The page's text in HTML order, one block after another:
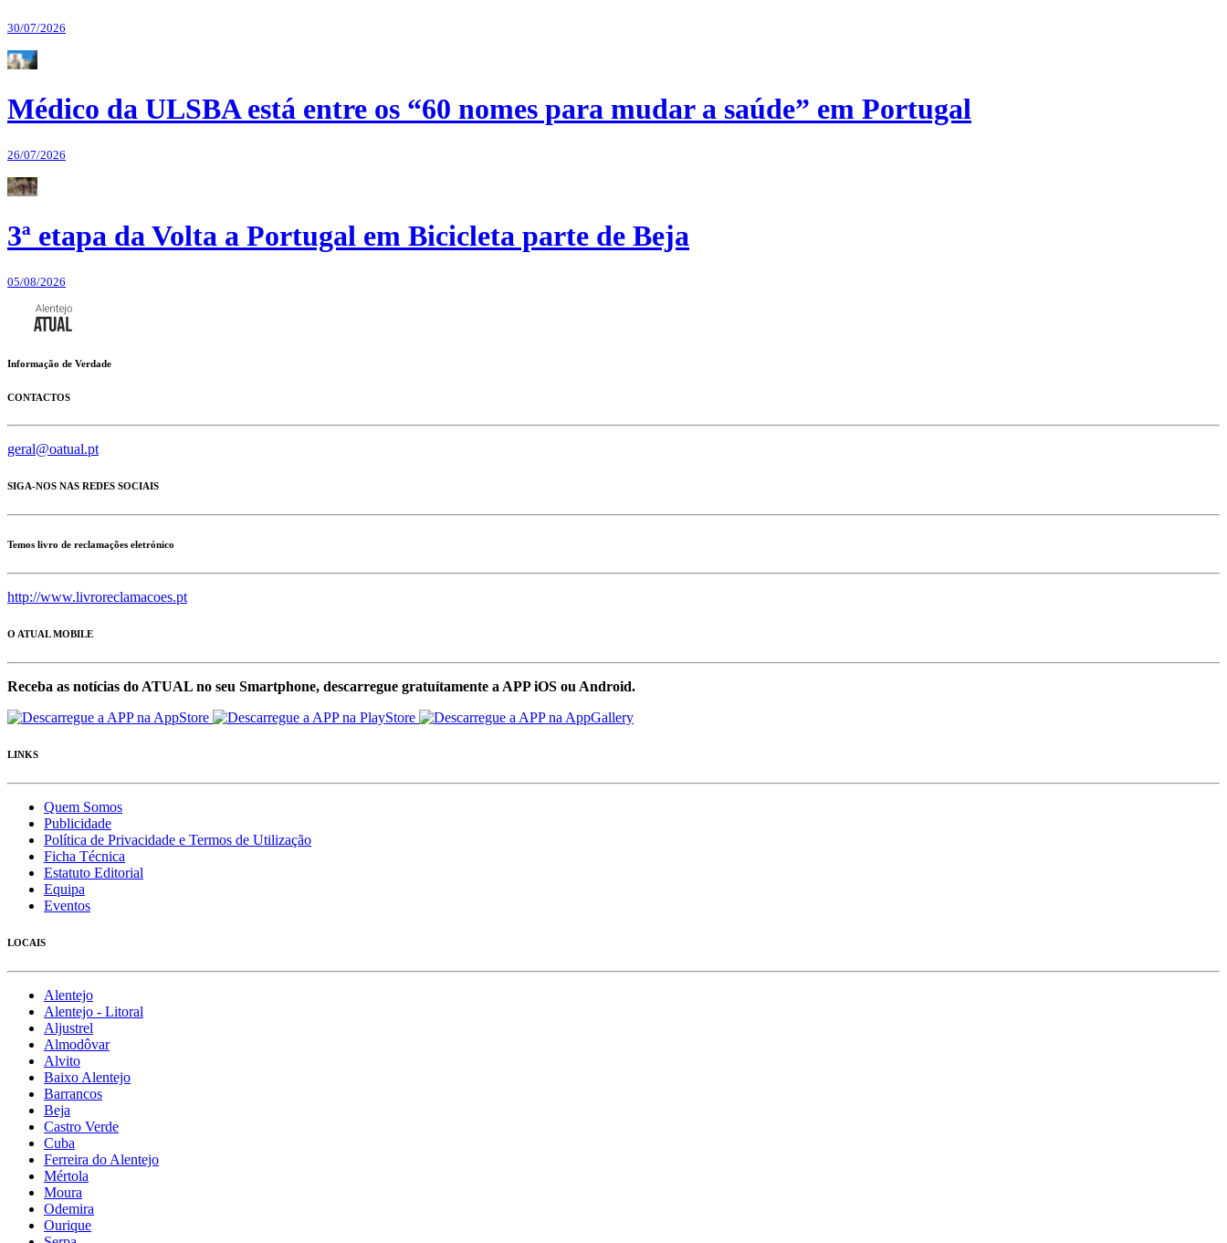
30/07/2026
Médico da ULSBA está entre os “60 nomes para mudar a saúde” em Portugal
26/07/2026
3ª etapa da Volta a Portugal em Bicicleta parte de Beja
05/08/2026
Informação de Verdade
CONTACTOS
geral@oatual.pt
SIGA-NOS NAS REDES SOCIAIS
Temos livro de reclamações eletrónico
http://www.livroreclamacoes.pt
O ATUAL MOBILE
Receba as notícias do ATUAL no seu Smartphone, descarregue gratuítamente a APP iOS ou Android.
LINKS
Quem Somos
Publicidade
Política de Privacidade e Termos de Utilização
Ficha Técnica
Estatuto Editorial
Equipa
Eventos
LOCAIS
Alentejo
Alentejo - Litoral
Aljustrel
Almodôvar
Alvito
Baixo Alentejo
Barrancos
Beja
Castro Verde
Cuba
Ferreira do Alentejo
Mértola
Moura
Odemira
Ourique